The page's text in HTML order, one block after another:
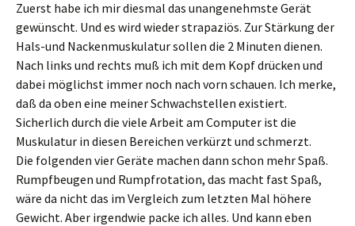
Zuerst habe ich mir diesmal das unangenehmste Gerät
gewünscht. Und es wird wieder strapaziös. Zur Stärkung der
Hals-und Nackenmuskulatur sollen die 2 Minuten dienen.
Nach links und rechts muß ich mit dem Kopf drücken und
dabei möglichst immer noch nach vorn schauen. Ich merke,
daß da oben eine meiner Schwachstellen existiert.
Sicherlich durch die viele Arbeit am Computer ist die
Muskulatur in diesen Bereichen verkürzt und schmerzt.
Die folgenden vier Geräte machen dann schon mehr Spaß.
Rumpfbeugen und Rumpfrotation, das macht fast Spaß,
wäre da nicht das im Vergleich zum letzten Mal höhere
Gewicht. Aber irgendwie packe ich alles. Und kann eben